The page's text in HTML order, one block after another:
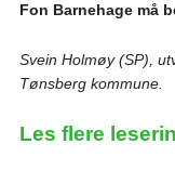
Fon Barnehage må
Svein Holmøy (SP),
Tønsberg kommune.
Les flere